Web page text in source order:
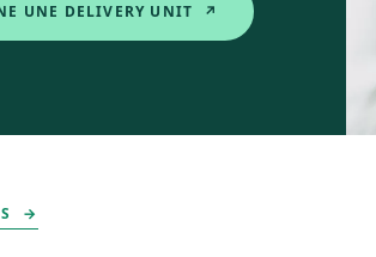
UNE DELIVERY UNIT ↗
→